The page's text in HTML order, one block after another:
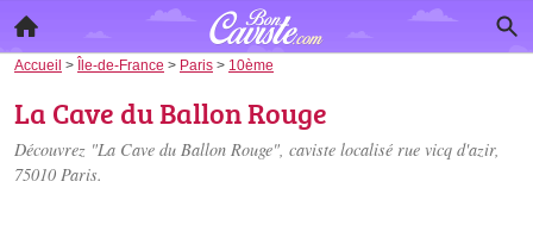
Accueil > Île-de-France > Paris > 10ème
La Cave du Ballon Rouge
Découvrez "La Cave du Ballon Rouge", caviste localisé rue vicq d'azir,
75010 Paris.